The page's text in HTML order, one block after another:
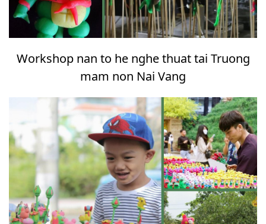
Workshop nan to he nghe thuat tai Truong
mam non Nai Vang